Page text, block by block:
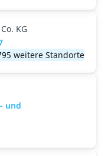
KG
weitere Standorte
und